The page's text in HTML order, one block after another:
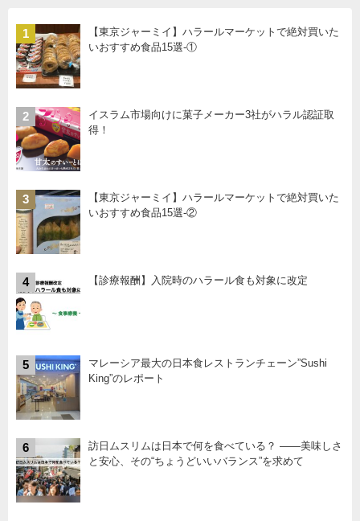
1
【東京ジャーミイ】ハラールマーケットで絶対買いた
いおすすめ食品15選-①
2
イスラム市場向けに菓子メーカー3社がハラル認証取
得！
3
【東京ジャーミイ】ハラールマーケットで絶対買いた
いおすすめ食品15選-②
4 【診療報酬】入院時のハラール食も対象に改定
5
マレーシア最大の日本食レストランチェーン”Sushi
King”のレポート
6
訪日ムスリムは日本で何を食べている？ ――美味しさ
と安心、その“ちょうどいいバランス”を求めて